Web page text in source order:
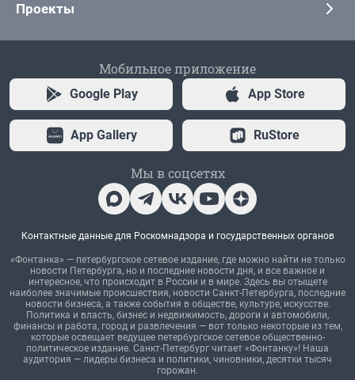
Проекты
Мобильное приложение
Google Play App Store
App Gallery RuStore
Мы в соцсетях
Контактные данные для Роскомнадзора и государственных органов
«Фонтанка» — петербургское сетевое издание, где можно найти не только
новости Петербурга, но и последние новости дня, и все важное и
интересное, что происходит в России и в мире. Здесь вы отыщете
наиболее значимые происшествия, новости Санкт-Петербурга, последние
новости бизнеса, а также события в обществе, культуре, искусстве.
Политика и власть, бизнес и недвижимость, дороги и автомобили,
финансы и работа, город и развлечения — вот только некоторые из тем,
которые освещает ведущее петербургское сетевое общественно-
политическое издание. Санкт-Петербург читает «Фонтанку»! Наша
аудитория — лидеры бизнеса и политики, чиновники, десятки тысяч
горожан.